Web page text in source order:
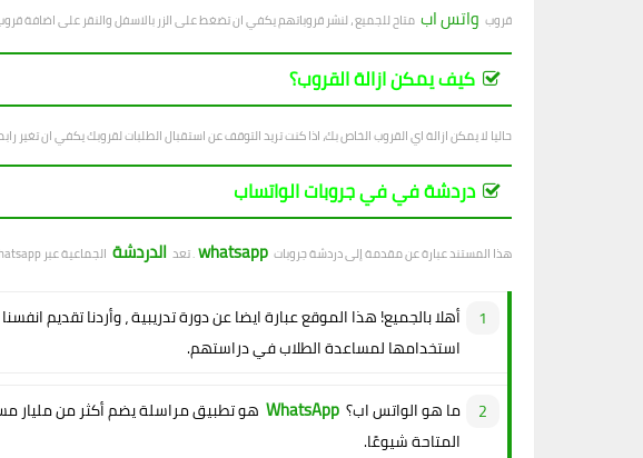
قروب واتس اب متاح للجميع ، لنشر قروباتهم يكفي ان تضغط على الزر بالاسفل والنقر على اضافة
كيف يمكن ازالة القروب؟
حاليا لا يمكن ازالة اي القروب الخاص بك، اذا كنت تريد التوقف عن استقبال الطلبات لقروبك يكفي ان تغير
دردشة في في جروبات الواتساب
هذا المستند عبارة عن مقدمة إلى دردشة جروبات whatsapp. تعد الدردشة الجماعية عبر Whatsapp طريقة رائعة للتواصل مع الآخرين. إنها أداة اتصال رائعة عبر الإنترنت.
أهلا بالجميع! هذا الموقع عبارة ايضا عن دورة تدريبية ، وأردنا تقديم
استخدامها لمساعدة الطلاب في دراستهم.
ما هو الواتس اب؟ WhatsApp هو تطبيق مراسلة يضم أكثر من مليار
المتاحة شيوعًا.